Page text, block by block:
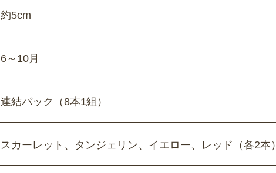
約5cm
6～10月
連結パック（8本1組）
スカーレット、タンジェリン、イエロー、レッド（各2本）